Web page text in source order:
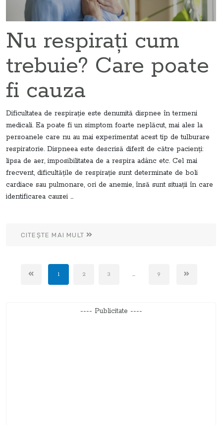
Nu respirați cum
trebuie? Care poate
fi cauza
Dificultatea de respirație este denumită dispnee în termeni
medicali. Ea poate fi un simptom foarte neplăcut, mai ales la
persoanele care nu au mai experimentat acest tip de tulburare
respiratorie. Dispneea este descrisă diferit de către pacienți:
lipsa de aer, imposibilitatea de a respira adânc etc. Cel mai
frecvent, dificultățile de respirație sunt determinate de boli
cardiace sau pulmonare, ori de anemie, însă sunt situații în care
identificarea cauzei ...
CITEȘTE MAI MULT
1 2 3 ... 9
---- Publicitate ----